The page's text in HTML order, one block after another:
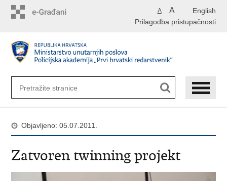
English
A A
Prilagodba pristupačnosti
Objavljeno: 05.07.2011.
Zatvoren twinning projekt